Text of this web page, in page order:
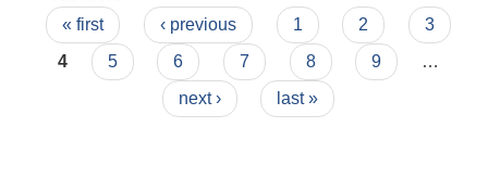
Pages
« first ‹ previous 1 2
3
4
5 6 7 8 9
…
next ›
last »